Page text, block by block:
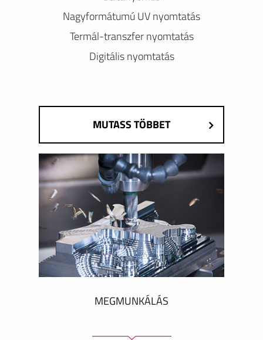
Nagyformátumú UV nyomtatás
Termál-transzfer nyomtatás
Digitális nyomtatás
MUTASS TÖBBET
MEGMUNKÁLÁS